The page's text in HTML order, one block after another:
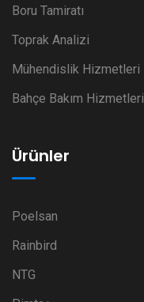
Boru Tamiratı
Toprak Analizi
Mühendislik Hizmetleri
Bahçe Bakım Hizmetleri
Ürünler
Poelsan
Rainbird
NTG